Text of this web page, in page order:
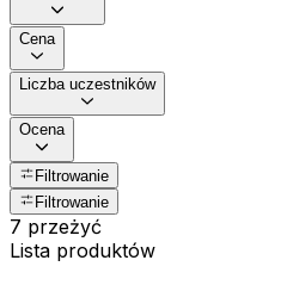
Cena
Liczba uczestników
Ocena
Filtrowanie
Filtrowanie
7 przeżyć
Lista produktów